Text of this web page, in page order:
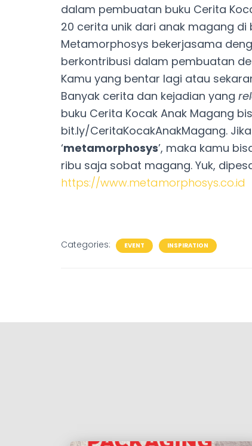
dalam pembuatan buku Cerita
20 cerita unik dari anak magang
Metamorphosys bekerjasama
berkontribusi dalam pembuatan
Kamu yang bentar lagi atau
Banyak cerita dan kejadian yang
buku Cerita Kocak Anak Magang
bit.ly/CeritaKocakAnakMagang.
‘metamorphosys’, maka kamu
ribu saja sobat magang. Yuk,
https://www.metamorphosys.co.id
Categories: EVENT INSPIRATION